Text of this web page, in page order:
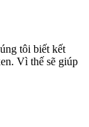
tôi biết kết
Vì thế sẽ giúp